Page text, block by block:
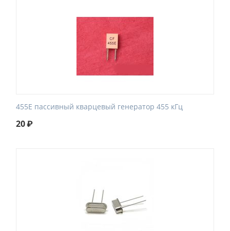
455E пассивный кварцевый генератор 455 кГц
20₽